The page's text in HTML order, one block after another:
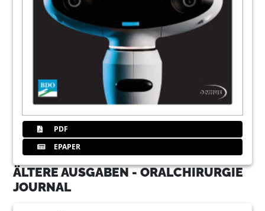
PDF
EPAPER
ÄLTERE AUSGABEN - ORALCHIRURGIE
JOURNAL